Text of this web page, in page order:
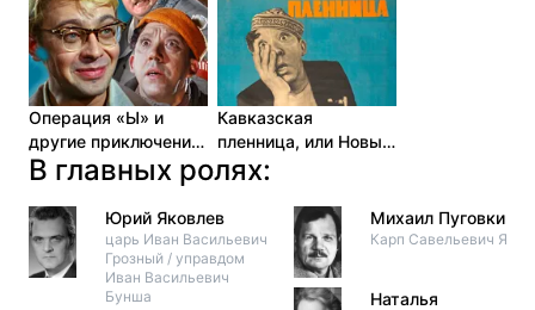
Операция «Ы» и
другие приключения
Шурика (1965)
Кавказская
пленница, или Новые
приключения
В главных ролях:
Юрий Яковлев
царь Иван Васильевич
Грозный / управдом
Иван Васильевич
Бунша
Михаил Пуговкин
Карп Савельевич Якин
Наталья